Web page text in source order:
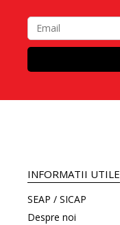
INFORMATII UTILE
SEAP / SICAP
Despre noi